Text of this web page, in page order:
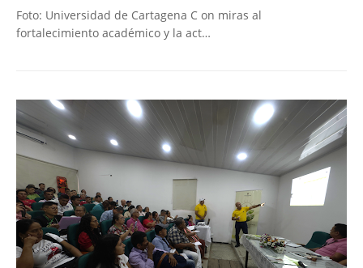
Foto: Universidad de Cartagena C on miras al
fortalecimiento académico y la act…